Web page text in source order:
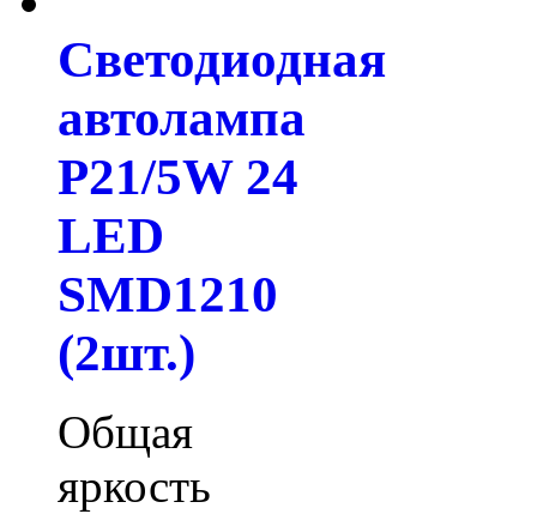
Светодиодная
автолампа
P21/5W 24
LED
SMD1210
(2шт.)
Общая
яркость